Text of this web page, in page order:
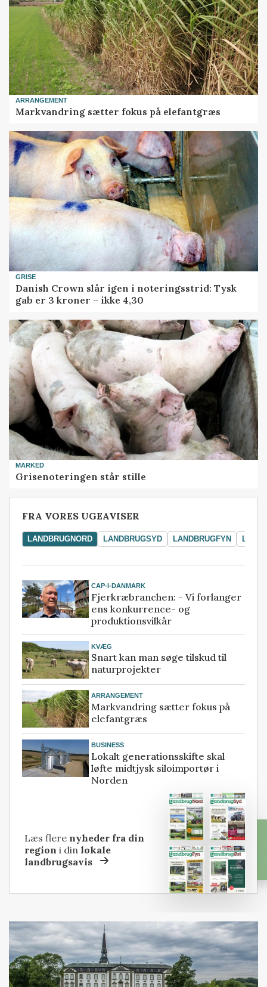
ARRANGEMENT
Markvandring sætter fokus på elefantgræs
GRISE
Danish Crown slår igen i noteringsstrid: Tysk
gab er 3 kroner – ikke 4,30
MARKED
Grisenoteringen står stille
FRA VORES UGEAVISER
LANDBRUGNORD LANDBRUGSYD LANDBRUGFYN
CAP-I-DANMARK
Fjerkræbranchen: - Vi forlanger
ens konkurrence- og
produktionsvilkår
KVÆG
Snart kan man søge tilskud til
naturprojekter
ARRANGEMENT
Markvandring sætter fokus på
elefantgræs
BUSINESS
Lokalt generationsskifte skal
løfte midtjysk siloimportør i
Norden
Læs flere nyheder fra din
region i dinlokale
landbrugsavis